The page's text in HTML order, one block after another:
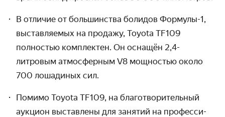
В отличие от большинства болидов Формулы-1,
выстав­ляемых на продажу, Toyota TF109
полностью комплектен. Он оснащён 2,4-
литровым атмосферным V8 мощностью около
700 лошадиных сил.
Помимо Toyota TF109, на благотворительный
аукцион выставлены для занятий на професси­